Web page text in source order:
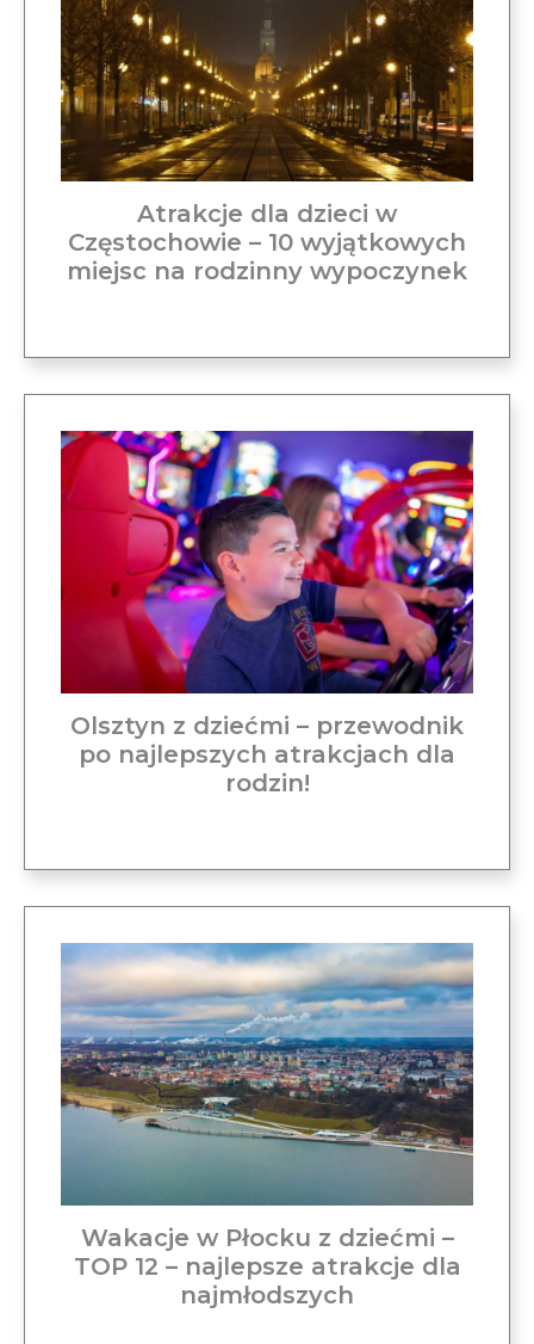
Atrakcje dla dzieci w
Częstochowie – 10 wyjątkowych
miejsc na rodzinny wypoczynek
Olsztyn z dziećmi – przewodnik
po najlepszych atrakcjach dla
rodzin!
Wakacje w Płocku z dziećmi –
TOP 12 – najlepsze atrakcje dla
najmłodszych